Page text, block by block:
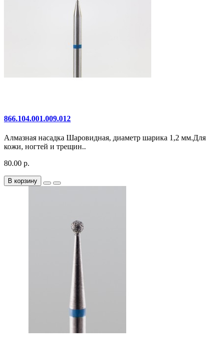
866.104.001.009.012
Алмазная насадка Шаровидная, диаметр шарика 1,2 мм.Для
кожи, ногтей и трещин..
80.00 р.
В корзину